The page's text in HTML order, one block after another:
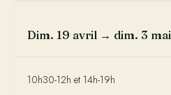
Dim. 19 avril → dim. 3 mai
10h30-12h et 14h-19h